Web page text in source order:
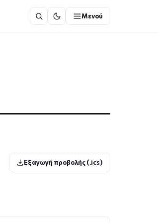
Μενού
Εξαγωγή προβολής (.ics)